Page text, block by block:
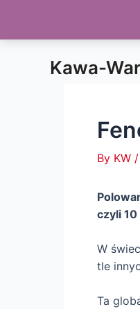
Kawa-
By KW /
czyli
W
tle
Ta